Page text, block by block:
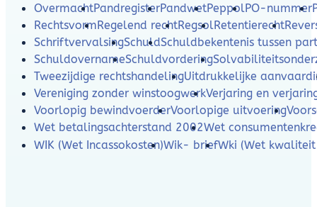
OvermachtPandregisterPandwetPeppolPO-nummer
RechtsvormRegelend rechtRegsolRetentierecht
SchriftvervalsingSchuldSchuldbekentenis tussen
SchuldovernameSchuldvordering
Tweezijdige rechtshandelingUitdrukkelijke
Vereniging zonder winstoogwerkVerjaring en
Voorlopig bewindvoerderVoorlopige uitvoering
Wet betalingsachterstand 2002Wet
WIK (Wet Incassokosten)Wik- briefWki (Wet kwaliteit